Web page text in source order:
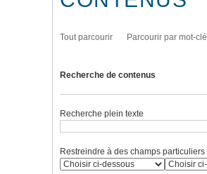
Tout parcourir Parcourir par mot-clé
Recherche de contenus
Recherche plein texte
Restreindre à des champs particuliers